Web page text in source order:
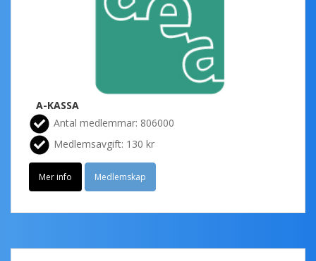
A-KASSA
Antal medlemmar: 806000
Medlemsavgift: 130 kr
Mer info Medlemskap